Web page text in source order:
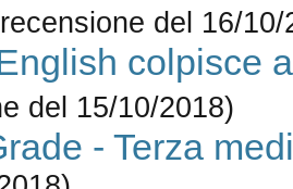
del 16/10/
colpisce
del 15/10/2018)
- Terza